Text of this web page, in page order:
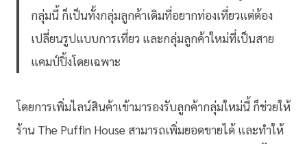
กลุ่มนี้ ก็เป็นทั้งกลุ่มลูกค้าเดิมที่อยากท่องเที่ยวแต่ต้อง
เปลี่ยนรูปแบบการเที่ยว และกลุ่มลูกค้าใหม่ที่เป็นสาย
แคมป์ปิ้งโดยเฉพาะ
โดยการเพิ่มไลน์สินค้าเข้ามารองรับลูกค้ากลุ่มใหม่นี้ ก็ช่วยให้
ร้าน The Puffin House สามารถเพิ่มยอดขายได้ และทำให้